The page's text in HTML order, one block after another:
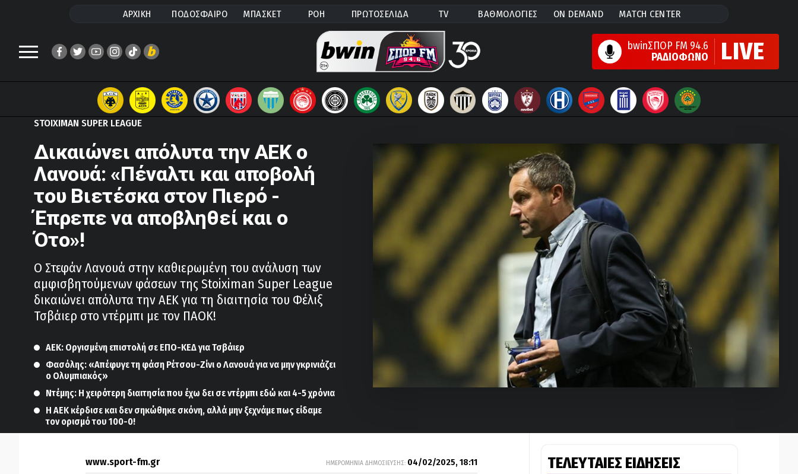
ΑΡΧΙΚΗ ΠΟΔΟΣΦΑΙΡΟ ΜΠΑΣΚΕΤ ΡΟΗ ΠΡΩΤΟΣΕΛΙΔΑ TV ΒΑΘΜΟΛΟΓΙΕΣ ON DEMAND MATCH CENTER
bwinΣΠΟΡ FM 94.6
ΡΑΔΙΟΦΩΝΟ
LIVE
STOIXIMAN SUPER LEAGUE
Δικαιώνει απόλυτα την ΑΕΚ ο
Λανουά: «Πέναλτι και αποβολή
του Βιετέσκα στον Πιερό -
Έπρεπε να αποβληθεί και ο
Ότο»!
Ο Στεφάν Λανουά στην καθιερωμένη του ανάλυση των
αμφισβητούμενων φάσεων της Stoiximan Super League
δικαιώνει απόλυτα την ΑΕΚ για τη διαιτησία του Φέλιξ
Τσβάιερ στο ντέρμπι με τον ΠΑΟΚ!
ΑΕΚ: Οργισμένη επιστολή σε ΕΠΟ-ΚΕΔ για Τσβάιερ
Φασόλης: «Απέφυγε τη φάση Ρέτσου-Ζίνι ο Λανουά για να μην γκρινιάζει
ο Ολυμπιακός»
Ντέμης: Η χειρότερη διαιτησία που έχω δει σε ντέρμπι εδώ και 4-5 χρόνια
Η ΑΕΚ κέρδισε και δεν σηκώθηκε σκόνη, αλλά μην ξεχνάμε πως είδαμε
τον ορισμό του 100-0!
www.sport-fm.gr ΗΜΕΡΟΜΗΝΙΑ ΔΗΜΟΣΙΕΥΣΗΣ: 04/02/2025, 18:11 ΤΕΛΕΥΤΑΙΕΣ ΕΙΔΗΣΕΙΣ